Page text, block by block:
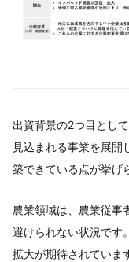
出資背景の2つ目とし
見込まれる事業を展開
築できている点が挙げ
農業領域は、農業従事
避けられない状況です
拡大が期待されていま